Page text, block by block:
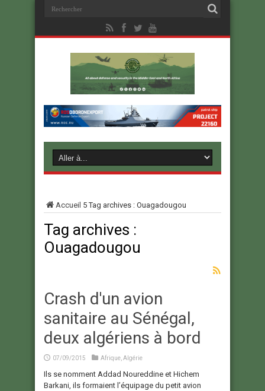
Accueil 5Tag archives : Ouagadougou
Tag archives :
Ouagadougou
Crash d'un avion
sanitaire au Sénégal,
deux algériens à bord
07/09/2015 Afrique Algérie
Ils se nomment Addad Noureddine et Hichem
Barkani, ils formaient l’équipage du petit avion